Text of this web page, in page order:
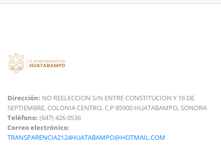
Dirección: NO REELECCION S/N ENTRE CONSTITUCION Y 16 DE
SEPTIEMBRE, COLONIA CENTRO, C.P 85900 HUATABAMPO, SONORA
Teléfono: (647) 426 0536
Correo electrónico:
TRANSPARENCIA2124HUATABAMPO@HOTMAIL.COM